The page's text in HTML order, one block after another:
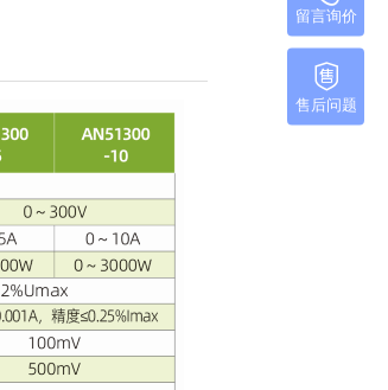
留言询价
售后问题